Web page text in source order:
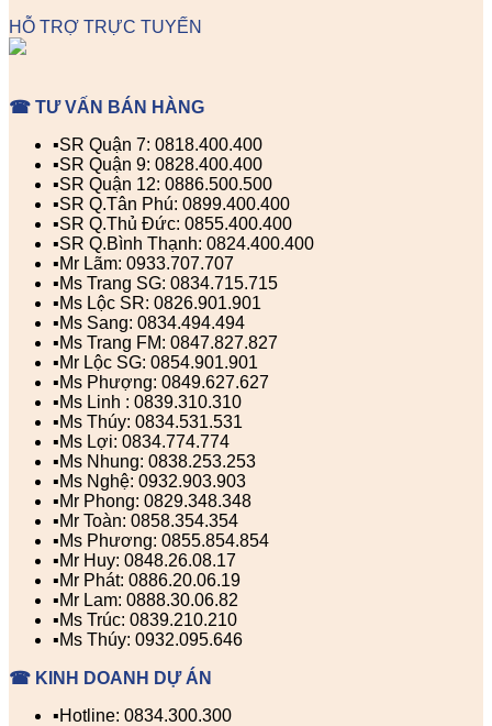
HỖ TRỢ TRỰC TUYẾN
☎ TƯ VẤN BÁN HÀNG
▪️SR Quận 7: 0818.400.400
▪️SR Quận 9: 0828.400.400
▪️SR Quận 12: 0886.500.500
▪️SR Q.Tân Phú: 0899.400.400
▪️SR Q.Thủ Đức: 0855.400.400
▪️SR Q.Bình Thạnh: 0824.400.400
▪️Mr Lãm: 0933.707.707
▪️Ms Trang SG: 0834.715.715
▪️Ms Lộc SR: 0826.901.901
▪️Ms Sang: 0834.494.494
▪️Ms Trang FM: 0847.827.827
▪️Mr Lộc SG: 0854.901.901
▪️Ms Phượng: 0849.627.627
▪️Ms Linh : 0839.310.310
▪️Ms Thúy: 0834.531.531
▪️Ms Lợi: 0834.774.774
▪️Ms Nhung: 0838.253.253
▪️Ms Nghệ: 0932.903.903
▪️Mr Phong: 0829.348.348
▪️Mr Toàn: 0858.354.354
▪️Ms Phương: 0855.854.854
▪️Mr Huy: 0848.26.08.17
▪️Mr Phát: 0886.20.06.19
▪️Mr Lam: 0888.30.06.82
▪️Ms Trúc: 0839.210.210
▪️Ms Thúy: 0932.095.646
☎ KINH DOANH DỰ ÁN
▪️Hotline: 0834.300.300